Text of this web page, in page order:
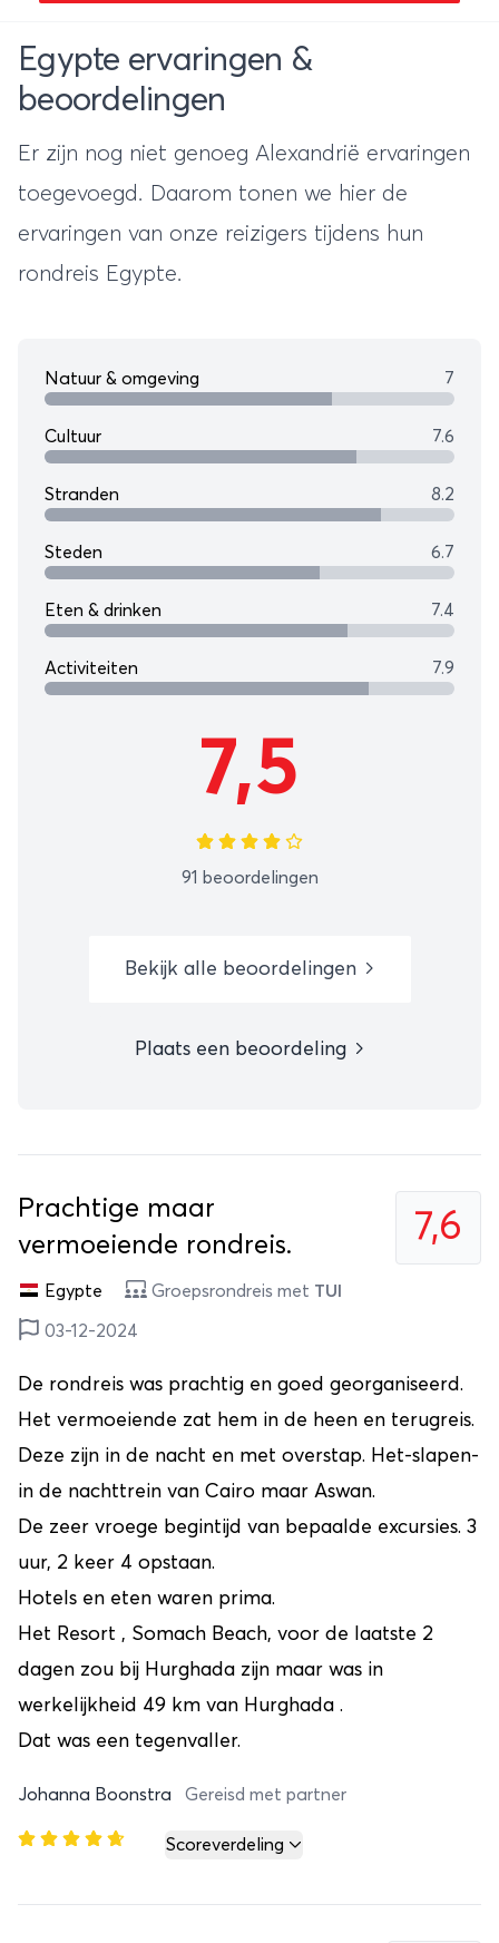
Egypte ervaringen &
beoordelingen
Er zijn nog niet genoeg Alexandrië ervaringen
toegevoegd. Daarom tonen we hier de
ervaringen van onze reizigers tijdens hun
rondreis Egypte.
Natuur & omgeving 7
Cultuur 7.6
Stranden 8.2
Steden 6.7
Eten & drinken 7.4
Activiteiten 7.9
7,5
91 beoordelingen
Bekijk alle beoordelingen
Plaats een beoordeling
7,6
Prachtige maar
vermoeiende rondreis.
Egypte Groepsrondreis met TUI
03-12-2024
De rondreis was prachtig en goed georganiseerd.
Het vermoeiende zat hem in de heen en terugreis.
Deze zijn in de nacht en met overstap. Het-slapen-
in de nachttrein van Cairo maar Aswan.
De zeer vroege begintijd van bepaalde excursies. 3
uur, 2 keer 4 opstaan.
Hotels en eten waren prima.
Het Resort , Somach Beach, voor de laatste 2
dagen zou bij Hurghada zijn maar was in
werkelijkheid 49 km van Hurghada .
Dat was een tegenvaller.
Johanna Boonstra Gereisd met partner
Scoreverdeling